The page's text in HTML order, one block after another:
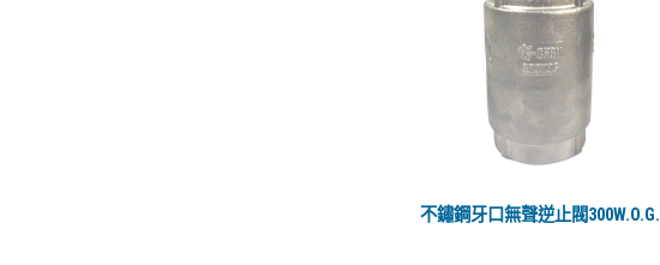
不鏽鋼牙口無聲逆止閥300W.O.G.